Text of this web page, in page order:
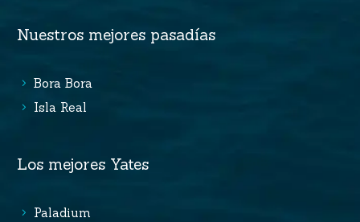
Nuestros mejores pasadías
Bora Bora
Isla Real
Los mejores Yates
Paladium